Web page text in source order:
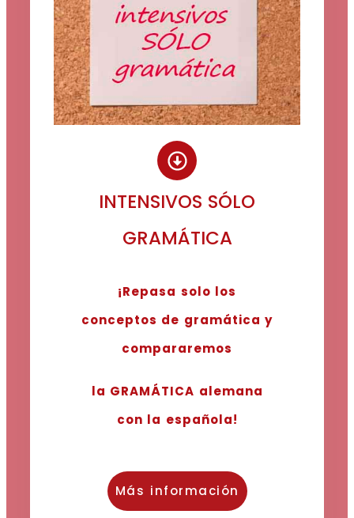
INTENSIVOS SÓLO
GRAMÁTICA
¡Repasa solo los
conceptos de gramática y
compararemos
la GRAMÁTICA alemana
con la española!
Más información